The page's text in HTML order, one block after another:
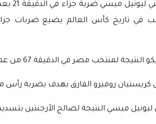
لمنتخب مصر في الدقيقة 67 من عمر اللقاء.